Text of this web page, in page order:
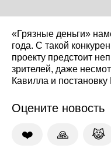
«Грязные деньги»
года. С такой
проекту предстоит
зрителей, даже
Кавилла и постановку
Оцените новость
❤️ 🙏 😹